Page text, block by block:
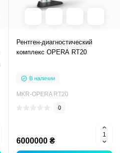
Рентген-диагностический
комплекс OPERA RT20
В наличии
MKR-OPERA RT20
0
6000000 ₴